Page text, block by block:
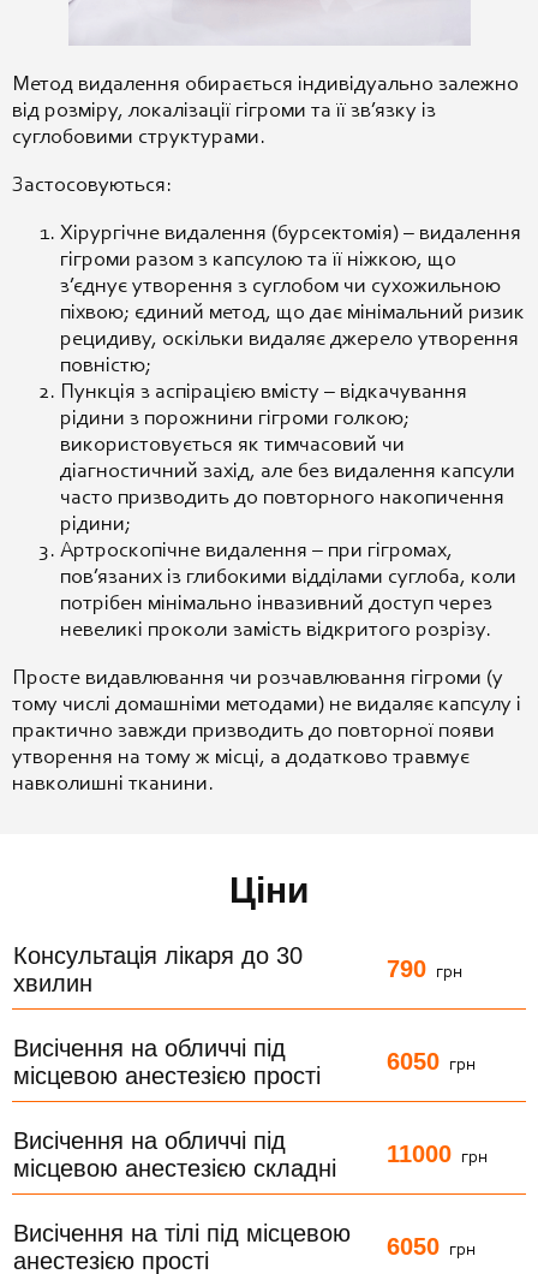
Метод видалення обирається індивідуально залежно
від розміру, локалізації гігроми та її зв’язку із
суглобовими структурами.
Застосовуються:
Хірургічне видалення (бурсектомія) – видалення
гігроми разом з капсулою та її ніжкою, що
з’єднує утворення з суглобом чи сухожильною
піхвою; єдиний метод, що дає мінімальний ризик
рецидиву, оскільки видаляє джерело утворення
повністю;
Пункція з аспірацією вмісту – відкачування
рідини з порожнини гігроми голкою;
використовується як тимчасовий чи
діагностичний захід, але без видалення капсули
часто призводить до повторного накопичення
рідини;
Артроскопічне видалення – при гігромах,
пов’язаних із глибокими відділами суглоба, коли
потрібен мінімально інвазивний доступ через
невеликі проколи замість відкритого розрізу.
Просте видавлювання чи розчавлювання гігроми (у
тому числі домашніми методами) не видаляє капсулу і
практично завжди призводить до повторної появи
утворення на тому ж місці, а додатково травмує
навколишні тканини.
Ціни
Консультація лікаря до 30
хвилин
790 грн
Висічення на обличчі під
місцевою анестезією прості
6050 грн
Висічення на обличчі під
місцевою анестезією складні
11000 грн
Висічення на тілі під місцевою
анестезією прості
6050 грн